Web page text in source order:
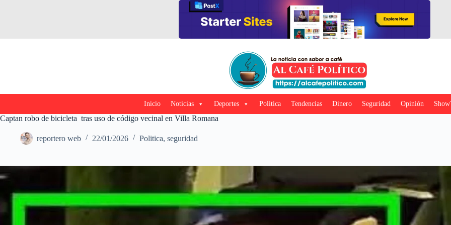
Inicio Noticias Deportes Politica Tendencias Dinero Seguridad Opinión
Captan robo de bicicleta tras uso de código vecinal en Villa Romana
reportero web 22/01/2026 Politica, seguridad